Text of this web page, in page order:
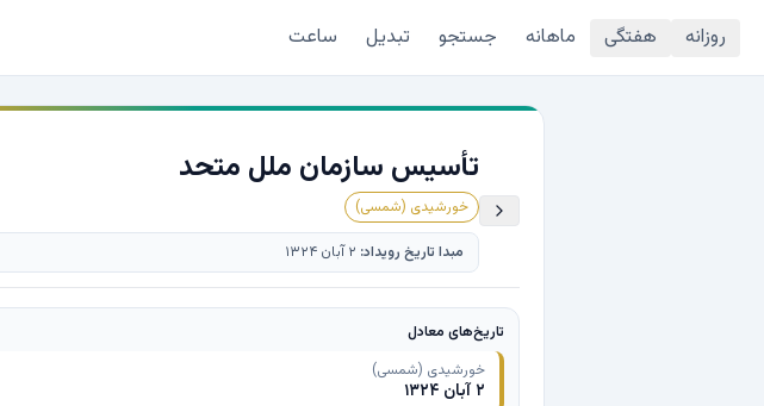
روزانه هفتگی ماهانه جستجو تبدیل ساعت
تأسیس سازمان ملل متحد
خورشیدی (شمسی)
مبدا تاریخ رویداد: ۲ آبان ۱۳۲۴
تاریخ‌های معادل
خورشیدی (شمسی)
۲ آبان ۱۳۲۴